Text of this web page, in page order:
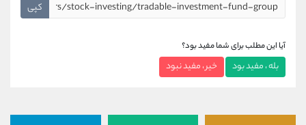
کپی
آیا این مطلب برای شما مفید بود؟
بله ، مفید بود خیر ، مفید نبود